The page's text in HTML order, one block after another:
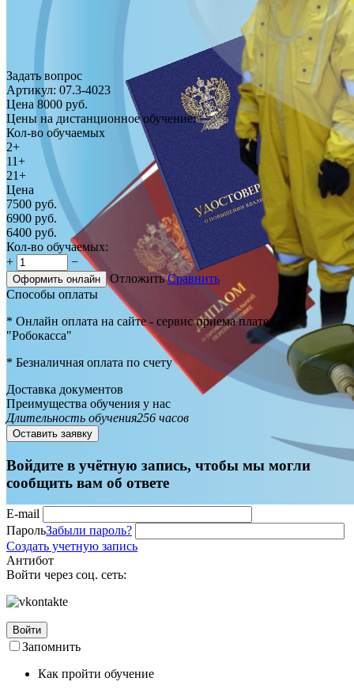
Задать вопрос
Артикул: 07.3-4023
Цена 8000 руб.
Цены на дистанционное обучение:
Кол-во обучаемых
2+
11+
21+
Цена
7500 руб.
6900 руб.
6400 руб.
Кол-во обучаемых:
+
−
Оформить онлайн Отложить Сравнить
Способы оплаты
* Онлайн оплата на сайте - сервис приема платежей
"Робокасса"
* Безналичная оплата по счету
Доставка документов
Преимущества обучения у нас
Длительность обучения256 часов
Оставить заявку
Войдите в учётную запись, чтобы мы могли
сообщить вам об ответе
E-mail
ПарольЗабыли пароль?
Создать учетную запись
Антибот
Войти через соц. сеть:
Войти
Запомнить
Как пройти обучение